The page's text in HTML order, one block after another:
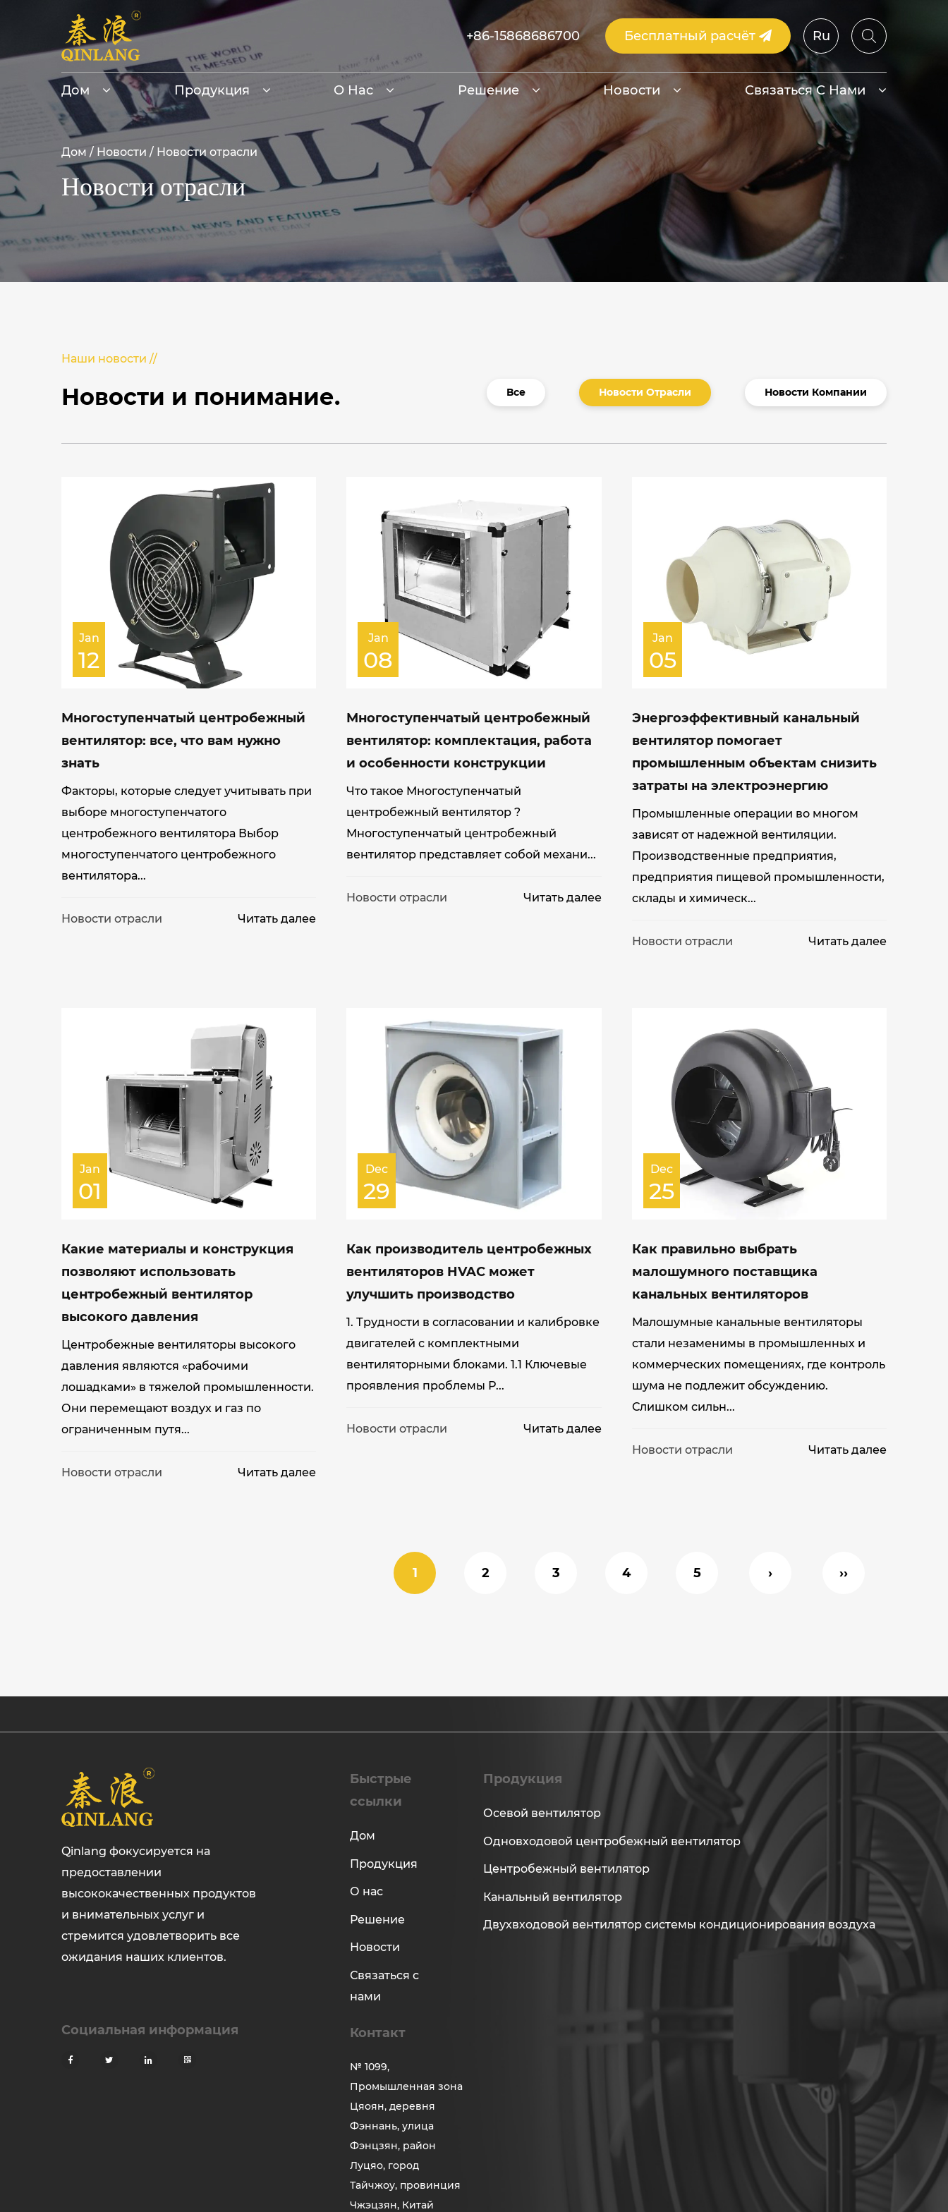
+86-15868686700 Бесплатный расчёт Ru
Дом Продукция О Нас Решение Новости Связаться С Нами
Дом / Новости / Новости отрасли
Новости отрасли
Наши новости //
Новости и понимание. Все Новости Отрасли Новости Компании
Jan
12
Многоступенчатый центробежный
вентилятор: все, что вам нужно
знать
Факторы, которые следует учитывать при
выборе многоступенчатого
центробежного вентилятора Выбор
многоступенчатого центробежного
вентилятора...
Новости отрасли Читать далее
Jan
08
Многоступенчатый центробежный
вентилятор: комплектация, работа
и особенности конструкции
Что такое Многоступенчатый
центробежный вентилятор ?
Многоступенчатый центробежный
вентилятор представляет собой механи...
Новости отрасли Читать далее
Jan
05
Энергоэффективный канальный
вентилятор помогает
промышленным объектам снизить
затраты на электроэнергию
Промышленные операции во многом
зависят от надежной вентиляции.
Производственные предприятия,
предприятия пищевой промышленности,
склады и химическ...
Новости отрасли Читать далее
Jan
01
Какие материалы и конструкция
позволяют использовать
центробежный вентилятор
высокого давления
Центробежные вентиляторы высокого
давления являются «рабочими
лошадками» в тяжелой промышленности.
Они перемещают воздух и газ по
ограниченным путя...
Новости отрасли Читать далее
Dec
29
Как производитель центробежных
вентиляторов HVAC может
улучшить производство
1. Трудности в согласовании и калибровке
двигателей с комплектными
вентиляторными блоками. 1.1 Ключевые
проявления проблемы Р...
Новости отрасли Читать далее
Dec
25
Как правильно выбрать
малошумного поставщика
канальных вентиляторов
Малошумные канальные вентиляторы
стали незаменимы в промышленных и
коммерческих помещениях, где контроль
шума не подлежит обсуждению.
Слишком сильн...
Новости отрасли Читать далее
1 2 3 4 5 › ››
Qinlang фокусируется на
предоставлении
высококачественных продуктов
и внимательных услуг и
стремится удовлетворить все
ожидания наших клиентов.
Социальная информация
Быстрые
ссылки
Дом
Продукция
О нас
Решение
Новости
Связаться с
нами
Продукция
Осевой вентилятор
Одновходовой центробежный вентилятор
Центробежный вентилятор
Канальный вентилятор
Двухвходовой вентилятор системы кондиционирования воздуха
Контакт
№ 1099,
Промышленная зона
Цяоян, деревня
Фэннань, улица
Фэнцзян, район
Луцяо, город
Тайчжоу, провинция
Чжэцзян, Китай